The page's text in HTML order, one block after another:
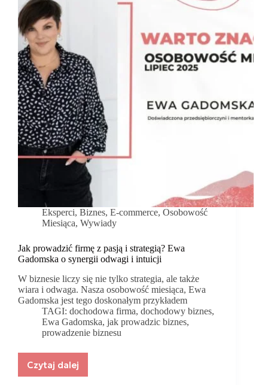
warto
mieć
swój
lub
wystąpić
jako
gość?
Eksperci, Biznes, E-commerce, Osobowość
Miesiąca, Wywiady
Jak prowadzić firmę z pasją i strategią? Ewa
Gadomska o synergii odwagi i intuicji
W biznesie liczy się nie tylko strategia, ale także
wiara i odwaga. Nasza osobowość miesiąca, Ewa
Gadomska jest tego doskonałym przykładem
TAGI: dochodowa firma,dochodowy biznes,
Ewa Gadomska, jak prowadzic biznes,
prowadzenie biznesu
Czytaj dalej
Jak